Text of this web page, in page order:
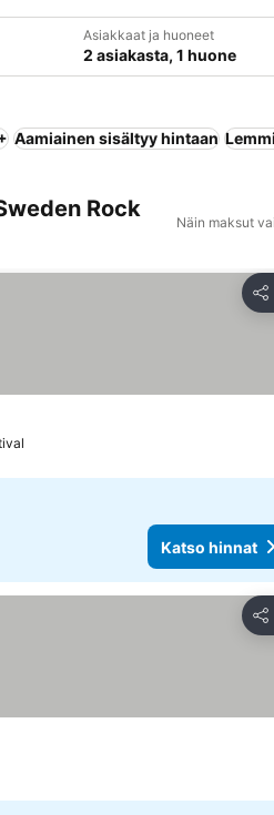
Asiakkaat ja huoneet
2 asiakasta, 1 huone
Aamiainen sisältyy hintaan
Rock
Näin maksut
Jaa
Katso hinnat
Jaa